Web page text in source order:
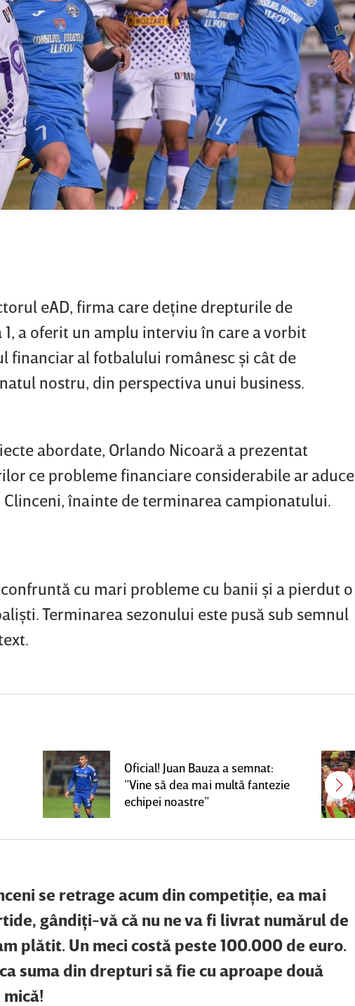
eAD, firma care deţine drepturile de
1, a oferit un amplu interviu în care a vorbit
financiar al fotbalului românesc şi cât de
nostru, din perspectiva unui business.
abordate, Orlando Nicoară a prezentat
ce probleme financiare considerabile ar aduce
înainte de terminarea campionatului.
cu mari probleme cu banii şi a pierdut o
Terminarea sezonului este pusă sub semnul
Oficial! Juan Bauza a semnat:
”Vine să dea mai multă fantezie
echipei noastre”
se retrage acum din competiţie, ea mai
gândiţi-vă că nu ne va fi livrat numărul de
plătit. Un meci costă peste 100.000 de euro.
suma din drepturi să fie cu aproape două